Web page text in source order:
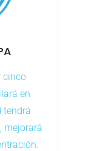
cinco
en
tendrá
mejorará